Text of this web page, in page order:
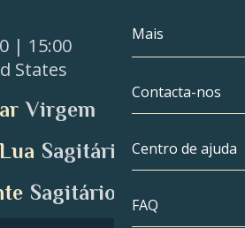
Touro
Cancro
Leo
Virgem
Celebridades
Mais
Tarot
Números de
Contacta-nos
Centro de ajuda
FAQ
| 15:00
States
Virgem
Sagitário
Sagitário